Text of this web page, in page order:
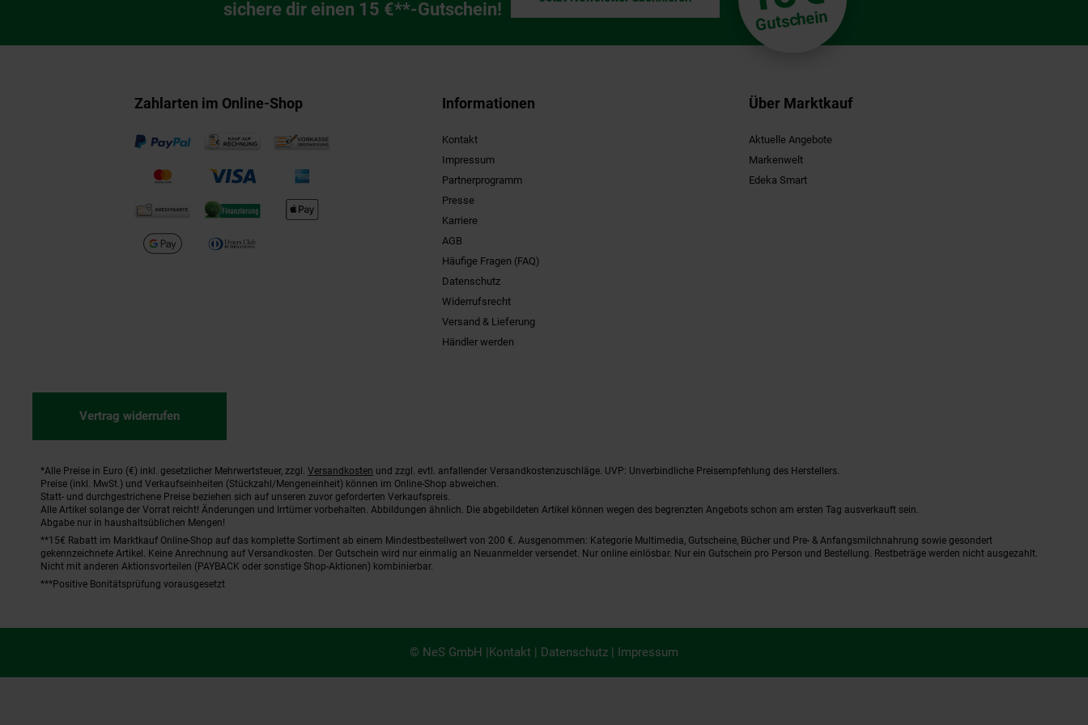
Newsletter Anmeldung
sichere dir einen 15 €**-Gutschein!
Gutschein
Zahlarten im Online-Shop Informationen
Kontakt
Impressum
Partnerprogramm
Presse
Karriere
AGB
Häufige Fragen (FAQ)
Datenschutz
Widerrufsrecht
Versand & Lieferung
Händler werden
Über Marktkauf
Aktuelle Angebote
Markenwelt
Edeka Smart
Vertrag widerrufen
Fußnoten
*Alle Preise in Euro (€) inkl. gesetzlicher Mehrwertsteuer, zzgl. Versandkosten und zzgl. evtl. anfallender Versandkostenzuschläge. UVP: Unverbindliche Preisempfehlung des Herstellers.
Preise (inkl. MwSt.) und Verkaufseinheiten (Stückzahl/Mengeneinheit) können im Online-Shop abweichen.
Statt- und durchgestrichene Preise beziehen sich auf unseren zuvor geforderten Verkaufspreis.
Alle Artikel solange der Vorrat reicht! Änderungen und Irrtümer vorbehalten. Abbildungen ähnlich. Die abgebildeten Artikel können wegen des begrenzten Angebots schon am ersten Tag ausverkauft sein.
Abgabe nur in haushaltsüblichen Mengen!
**15€ Rabatt im Marktkauf Online-Shop auf das komplette Sortiment ab einem Mindestbestellwert von 200 €. Ausgenommen: Kategorie Multimedia, Gutscheine, Bücher und Pre- & Anfangsmilchnahrung sowie gesondert
gekennzeichnete Artikel. Keine Anrechnung auf Versandkosten. Der Gutschein wird nur einmalig an Neuanmelder versendet. Nur online einlösbar. Nur ein Gutschein pro Person und Bestellung. Restbeträge werden nicht ausgezahlt.
Nicht mit anderen Aktionsvorteilen (PAYBACK oder sonstige Shop-Aktionen) kombinierbar.
***Positive Bonitätsprüfung vorausgesetzt
© NeS GmbH |Kontakt | Datenschutz | Impressum